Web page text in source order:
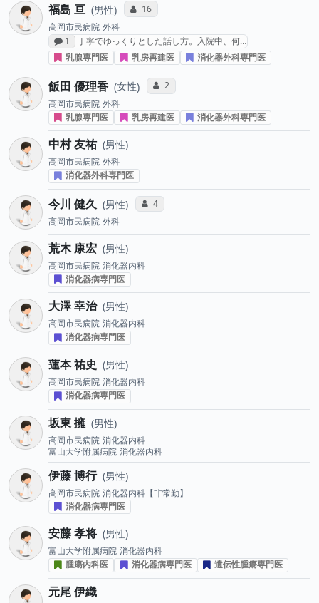
福島 亘 男性 コミュニケーション・タイプ投票数
16
高岡市民病院 外科
感想投稿数
1
丁寧でゆっくりとした話し方。入院中、何…
乳腺専門医
乳房再建医 消化器外科専門医
飯田 優理香 女性 コミュニケーション・タイプ投票数
2
高岡市民病院 外科
乳腺専門医
乳房再建医 消化器外科専門医
中村 友祐 男性
高岡市民病院 外科
消化器外科専門医
今川 健久 男性 コミュニケーション・タイプ投票数
4
高岡市民病院 外科
荒木 康宏 男性
高岡市民病院 消化器内科
消化器病専門医
大澤 幸治 男性
高岡市民病院 消化器内科
消化器病専門医
蓮本 祐史 男性
高岡市民病院 消化器内科
消化器病専門医
坂東 擁 男性
高岡市民病院 消化器内科
富山大学附属病院 消化器内科
伊藤 博行 男性
高岡市民病院 消化器内科【非常勤】
消化器病専門医
安藤 孝将 男性
富山大学附属病院 消化器内科
腫瘍内科医
消化器病専門医 遺伝性腫瘍専門医
元尾 伊織